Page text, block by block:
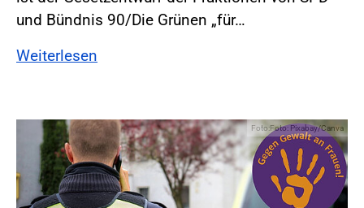
und Bündnis 90/Die Grünen „für…
Weiterlesen
Foto:Foto: Pixabay/Canva